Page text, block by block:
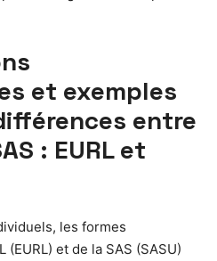
et exemples
entre
: EURL et
les formes
et de la SAS (SASU)